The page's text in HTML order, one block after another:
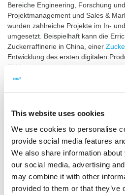
This website uses cookies
We use cookies to personalise
provide social media features
We also share information
our social media, advertising
may combine it with other
provided to them or that
Bereiche Engineering, Forschung
Projektmanagement und Sales &
wurden zahlreiche Projekte im In-
umgesetzt. Beispielhaft kann die
Zuckerraffinerie in China, einer
Entwicklung des ersten digitalen
BMA genannt werden.
Der Aufsichtsratsvorsitzende Dr.
um die nachhaltige Entwicklung von
weltweit führender Anbieter von
Zuckerindustrie anerkannt ist. Wir
langjährige und erfolgreiche
seinen Ruhestand alles Gute.“
Dr. Arend Wittenberg, der seit Mai
der BMA AG tätig ist, hat jetzt auch